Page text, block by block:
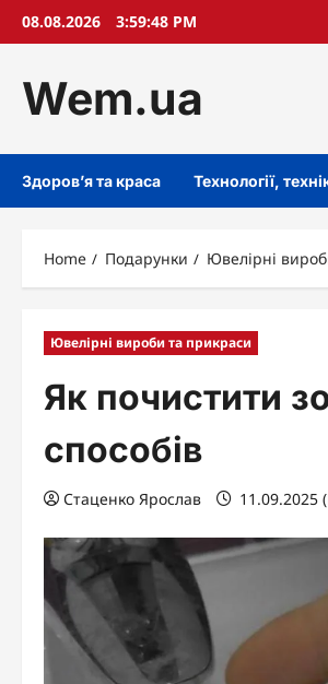
Skip08.08.2026 3:59:49 PM
Wem.ua
Здоров’я та краса Технології,
Home Подарунки Ювелірні
Ювелірні вироби та прикраси
Як почистити
способів
Стаценко Ярослав 11.09.2025